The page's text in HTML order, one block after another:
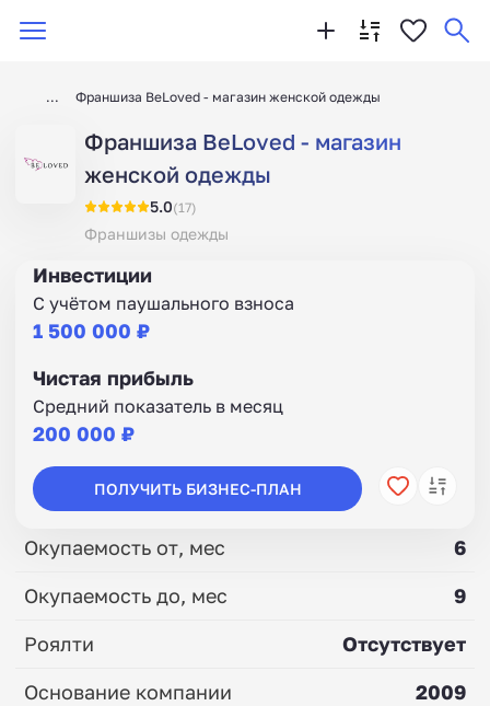
Франшиза BeLoved - магазин женской одежды
Франшиза BeLoved - магазин
женской одежды
5.0(17)
Франшизы одежды
Инвестиции
С учётом паушального взноса
1 500 000 ₽
Чистая прибыль
Средний показатель в месяц
200 000 ₽
ПОЛУЧИТЬ БИЗНЕС-ПЛАН
Окупаемость от, мес
6
Окупаемость до, мес
9
Роялти
Отсутствует
Основание компании
2009